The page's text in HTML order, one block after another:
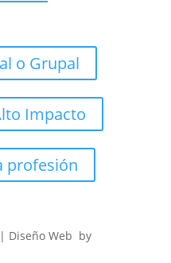
o Grupal
Impacto
profesión
Diseño Web by